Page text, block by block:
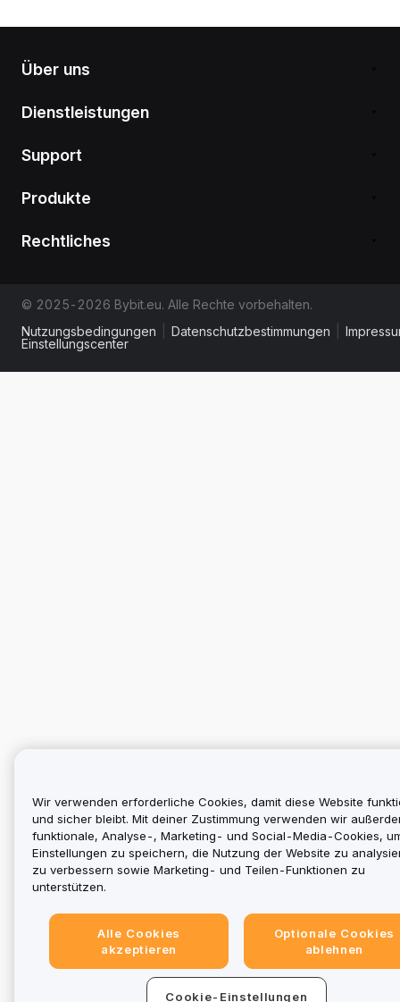
Über uns
Dienstleistungen
Support
Produkte
Rechtliches
© 2025-2026 Bybit.eu. Alle Rechte vorbehalten.
Nutzungsbedingungen
Datenschutzbestimmungen
Einstellungscenter
Wir verwenden erforderliche Cookies, damit diese Website
und sicher bleibt. Mit deiner Zustimmung verwenden wir
funktionale, Analyse-, Marketing- und Social-Media-Cookies,
Einstellungen zu speichern, die Nutzung der Website zu
zu verbessern sowie Marketing- und Teilen-Funktionen zu
unterstützen.
Alle Cookies
akzeptieren
Optionale Cookies
ablehnen
Cookie-Einstellungen